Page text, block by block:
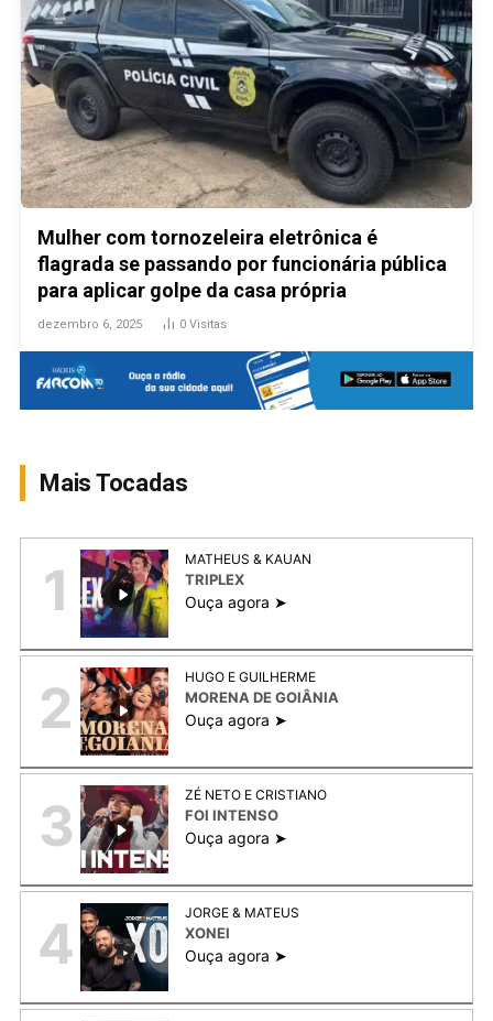
Mulher com tornozeleira eletrônica é
flagrada se passando por funcionária pública
para aplicar golpe da casa própria
dezembro 6, 2025 0 Visitas
Mais Tocadas
1 MATHEUS & KAUAN
TRIPLEX
Ouça agora ➤
2 HUGO E GUILHERME
MORENA DE GOIÂNIA
Ouça agora ➤
3 ZÉ NETO E CRISTIANO
FOI INTENSO
Ouça agora ➤
4 JORGE & MATEUS
XONEI
Ouça agora ➤